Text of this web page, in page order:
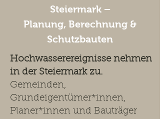
Steiermark –
Planung, Berechnung &
Schutzbauten
Hochwasserereignisse nehmen
in der Steiermark zu.
Gemeinden,
Grundeigentümer*innen,
Planer*innen und Bauträger